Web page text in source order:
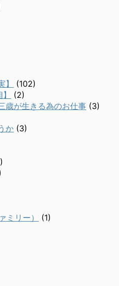
(102)
(2)
歳が生きる為のお仕事 (3)
か (3)
ミリー）
(1)